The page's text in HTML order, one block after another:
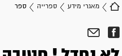
מאגרי מידע ספרייה ספר